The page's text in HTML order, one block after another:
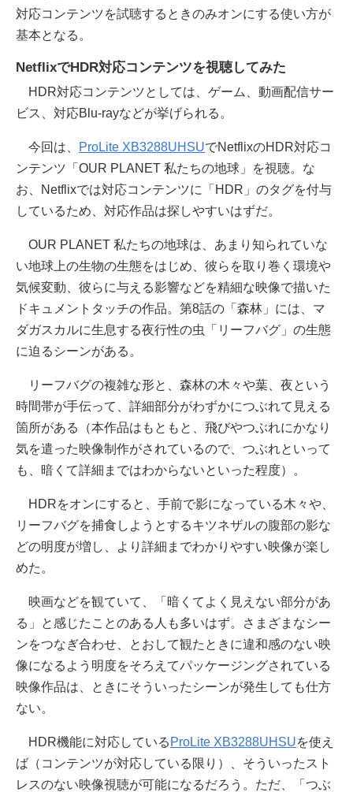
対応コンテンツを試聴するときのみオンにする使い方が
基本となる。
NetflixでHDR対応コンテンツを視聴してみた
HDR対応コンテンツとしては、ゲーム、動画配信サー
ビス、対応Blu-rayなどが挙げられる。
今回は、 ProLite XB3288UHSUでNetflixのHDR対応コ
ンテンツ「OUR PLANET 私たちの地球」を視聴。な
お、Netflixでは対応コンテンツに「HDR」のタグを付与
しているため、対応作品は探しやすいはずだ。
OUR PLANET 私たちの地球は、あまり知られていな
い地球上の生物の生態をはじめ、彼らを取り巻く環境や
気候変動、彼らに与える影響などを精細な映像で描いた
ドキュメントタッチの作品。第8話の「森林」には、マ
ダガスカルに生息する夜行性の虫「リーフバグ」の生態
に迫るシーンがある。
リーフバグの複雑な形と、森林の木々や葉、夜という
時間帯が手伝って、詳細部分がわずかにつぶれて見える
箇所がある（本作品はもともと、飛びやつぶれにかなり
気を遣った映像制作がされているので、つぶれといって
も、暗くて詳細まではわからないといった程度）。
HDRをオンにすると、手前で影になっている木々や、
リーフバグを捕食しようとするキツネザルの腹部の影な
どの明度が増し、より詳細までわかりやすい映像が楽し
めた。
映画などを観ていて、「暗くてよく見えない部分があ
る」と感じたことのある人も多いはず。さまざまなシー
ンをつなぎ合わせ、とおして観たときに違和感のない映
像になるよう明度をそろえてパッケージングされている
映像作品は、ときにそういったシーンが発生しても仕方
ない。
HDR機能に対応している ProLite XB3288UHSUを使え
ば（コンテンツが対応している限り）、そういったスト
レスのない映像視聴が可能になるだろう。ただ、「つぶ